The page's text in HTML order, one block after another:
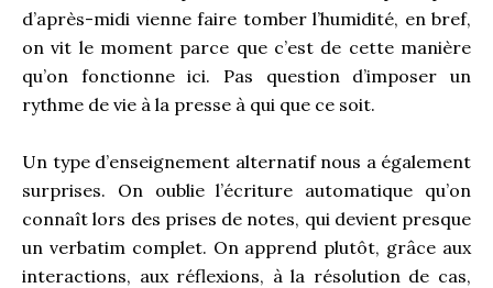
d’après-midi vienne faire tomber l’humidité, en bref,
on vit le moment parce que c’est de cette manière
qu’on fonctionne ici. Pas question d’imposer un
rythme de vie à la presse à qui que ce soit.
Un type d’enseignement alternatif nous a également
surprises. On oublie l’écriture automatique qu’on
connaît lors des prises de notes, qui devient presque
un verbatim complet. On apprend plutôt, grâce aux
interactions, aux réflexions, à la résolution de cas,